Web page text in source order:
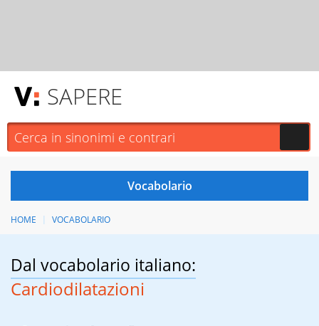
SAPERE
HOME VOCABOLARIO
Dal vocabolario italiano:
Cardiodilatazioni